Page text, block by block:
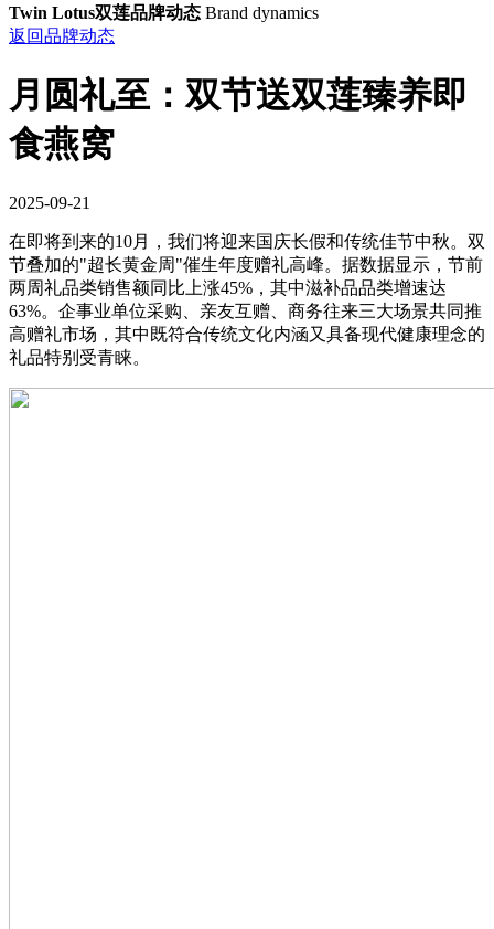
Twin Lotus双莲品牌动态 Brand dynamics
返回品牌动态
月圆礼至：双节送双莲臻养即
食燕窝
2025-09-21
在即将到来的10月，我们将迎来国庆长假和传统佳节中秋。双
节叠加的"超长黄金周"催生年度赠礼高峰。据数据显示，节前
两周礼品类销售额同比上涨45%，其中滋补品品类增速达
63%。企事业单位采购、亲友互赠、商务往来三大场景共同推
高赠礼市场，其中既符合传统文化内涵又具备现代健康理念的
礼品特别受青睐。